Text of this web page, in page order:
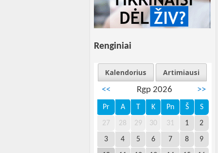
Renginiai
Kalendorius
Artimiausi
<<
Rgp 2026 >>
Pr A T K Pn Š S
27 28 29 30 31 1 2
3 4 5 6 7 8 9